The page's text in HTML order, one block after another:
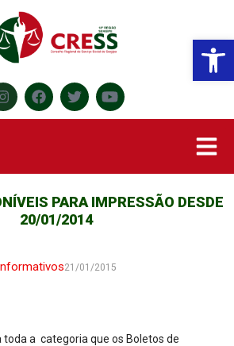
PARA IMPRESSÃO DESDE
20/01/2014
21/01/2015
toda a categoria que os Boletos de